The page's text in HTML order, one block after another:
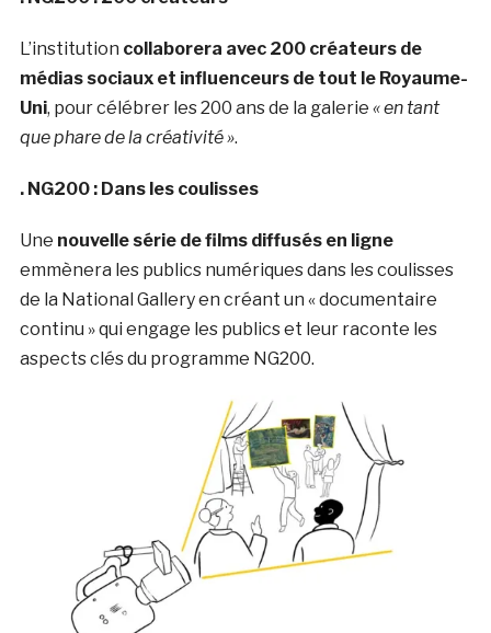
L’institution collaborera avec 200 créateurs de
médias sociaux et influenceurs de tout le Royaume-
Uni, pour célébrer les 200 ans de la galerie « en tant
que phare de la créativité ».
. NG200 : Dans les coulisses
Une nouvelle série de films diffusés en ligne
emmènera les publics numériques dans les coulisses
de la National Gallery en créant un « documentaire
continu » qui engage les publics et leur raconte les
aspects clés du programme NG200.